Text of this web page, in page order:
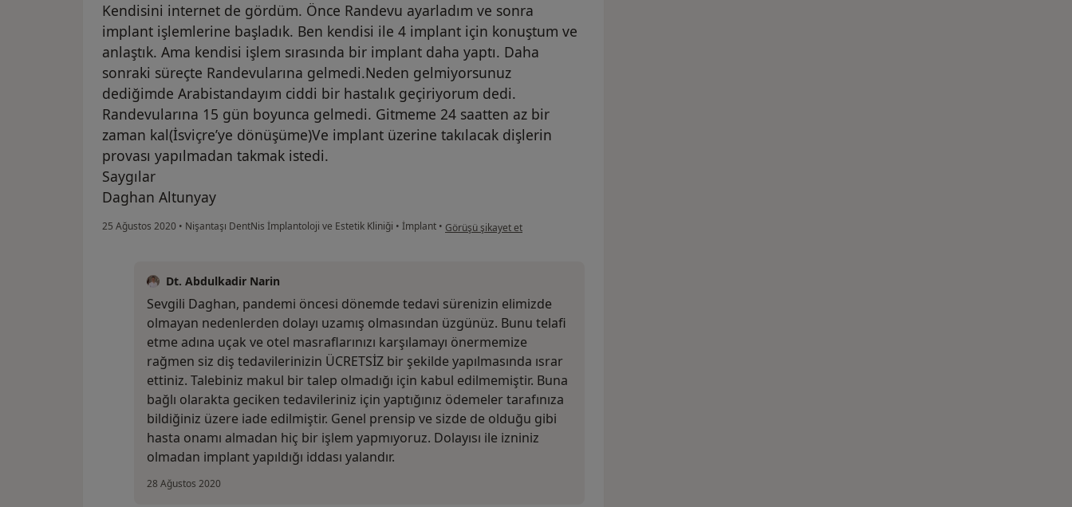
Kendisini internet de gördüm. Önce Randevu ayarladım ve sonra
implant işlemlerine başladık. Ben kendisi ile 4 implant için konuştum ve
anlaştık. Ama kendisi işlem sırasında bir implant daha yaptı. Daha
sonraki süreçte Randevularına gelmedi.Neden gelmiyorsunuz
dediğimde Arabistandayım ciddi bir hastalık geçiriyorum dedi.
Randevularına 15 gün boyunca gelmedi. Gitmeme 24 saatten az bir
zaman kal(İsviçre’ye dönüşüme)Ve implant üzerine takılacak dişlerin
provası yapılmadan takmak istedi.
Saygılar
Daghan Altunyay
25 Ağustos 2020 • Nişantaşı DentNis İmplantoloji ve Estetik Kliniği • İmplant • kullanıcının görüşüne göre da...
Görüşü şikayet et
Dt. Abdulkadir Narin
Sevgili Daghan, pandemi öncesi dönemde tedavi sürenizin elimizde
olmayan nedenlerden dolayı uzamış olmasından üzgünüz. Bunu telafi
etme adına uçak ve otel masraflarınızı karşılamayı önermemize
rağmen siz diş tedavilerinizin ÜCRETSİZ bir şekilde yapılmasında ısrar
ettiniz. Talebiniz makul bir talep olmadığı için kabul edilmemiştir. Buna
bağlı olarakta geciken tedavileriniz için yaptığınız ödemeler tarafınıza
bildiğiniz üzere iade edilmiştir. Genel prensip ve sizde de olduğu gibi
hasta onamı almadan hiç bir işlem yapmıyoruz. Dolayısı ile izniniz
olmadan implant yapıldığı iddası yalandır.
28 Ağustos 2020